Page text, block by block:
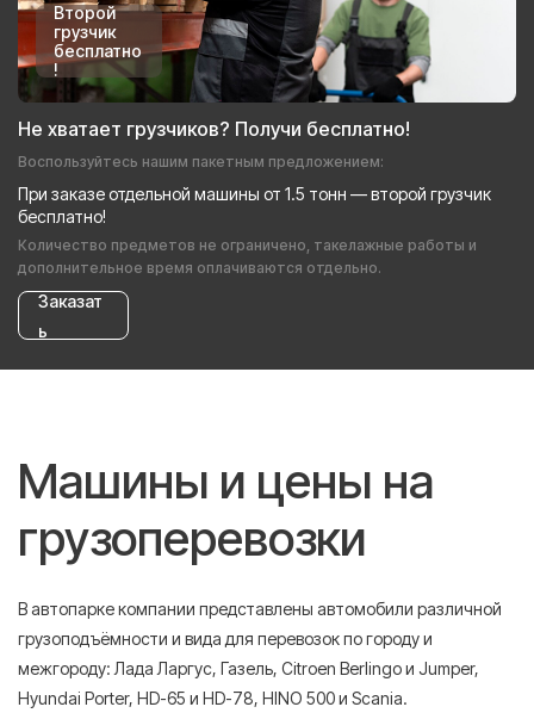
Второй
грузчик
бесплатно
!
Не хватает грузчиков? Получи бесплатно!
Воспользуйтесь нашим пакетным предложением:
При заказе отдельной машины от 1.5 тонн — второй грузчик
бесплатно!
Количество предметов не ограничено, такелажные работы и
дополнительное время оплачиваются отдельно.
Заказат
ь
Машины и цены на
грузоперевозки
В автопарке компании представлены автомобили различной
грузоподъёмности и вида для перевозок по городу и
межгороду: Лада Ларгус, Газель, Citroen Berlingo и Jumper,
Hyundai Porter, HD-65 и HD-78, HINO 500 и Scania.